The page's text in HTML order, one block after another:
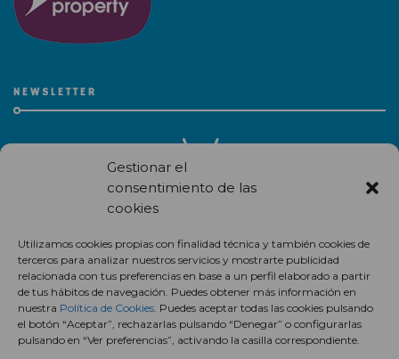
Gestionar el
consentimiento de las
cookies
Utilizamos cookies propias con finalidad técnica y también cookies de
terceros para analizar nuestros servicios y mostrarte publicidad
relacionada con tus preferencias en base a un perfil elaborado a partir
de tus hábitos de navegación. Puedes obtener más información en
nuestra Política de Cookies. Puedes aceptar todas las cookies pulsando
el botón “Aceptar”, rechazarlas pulsando “Denegar” o configurarlas
pulsando en “Ver preferencias”, activando la casilla correspondiente.
NEWSLETTER
centro comercial.
Suscríbete